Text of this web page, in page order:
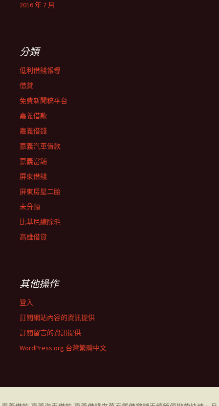
2016 年 7 月
分類
低利借錢報導
借貸
免費新聞稿平台
嘉義借款
嘉義借錢
嘉義汽車借款
嘉義當舖
屏東借錢
屏東房屋二胎
未分類
比基尼線除毛
高雄借貸
其他操作
登入
訂閱網站內容的資訊提供
訂閱留言的資訊提供
WordPress.org 台灣繁體中文